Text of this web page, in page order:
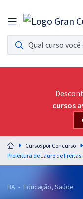
Assinatura
Acesso a todos os cursos.
Assinatura OAB
Acesso ilimitado a toda
Residências
Preparação completa e
residências em saúde do
cursos
Cursos por Concurso
BA - Educação, Saúde